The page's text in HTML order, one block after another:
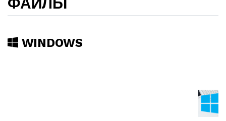
WINDOWS